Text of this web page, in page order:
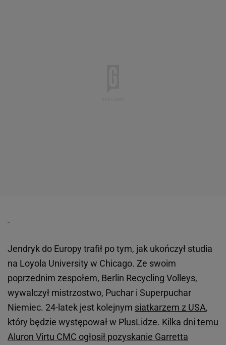
Jendryk do Europy trafił po tym, jak ukończył studia
na Loyola University w Chicago. Ze swoim
poprzednim zespołem, Berlin Recycling Volleys,
wywalczył mistrzostwo, Puchar i Superpuchar
Niemiec. 24-latek jest kolejnym siatkarzem z USA,
który będzie występował w PlusLidze. Kilka dni temu
Aluron Virtu CMC ogłosił pozyskanie Garretta